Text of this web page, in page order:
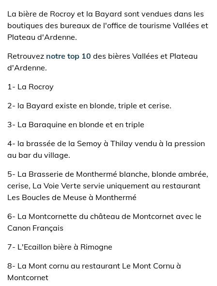
La bière de Rocroy et la Bayard sont vendues dans les
boutiques des bureaux de l'office de tourisme Vallées et
Plateau d'Ardenne.
Retrouvez notre top 10 des bières Vallées et Plateau
d'Ardenne.
1- La Rocroy
2- la Bayard existe en blonde, triple et cerise.
3- La Baraquine en blonde et en triple
4- la brassée de la Semoy à Thilay vendu à la pression
au bar du village.
5- La Brasserie de Monthermé blanche, blonde ambrée,
cerise, La Voie Verte servie uniquement au restaurant
Les Boucles de Meuse à Monthermé
6- La Montcornette du château de Montcornet avec le
Canon Français
7- L'Ecaillon bière à Rimogne
8- La Mont cornu au restaurant Le Mont Cornu à
Montcornet